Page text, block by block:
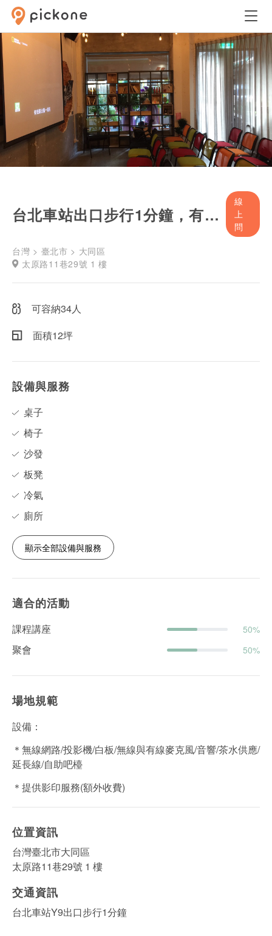
台北車站出口步行1分鐘，有小吧台的獨立空間
線
上
問
台灣 > 臺北市 > 大同區
太原路11巷29號 1 樓
可容納34人
面積12坪
設備與服務
桌子
椅子
沙發
板凳
冷氣
廁所
顯示全部設備與服務
適合的活動
課程講座 50%
聚會 50%
場地規範
設備：
＊無線網路/投影機/白板/無線與有線麥克風/音響/茶水供應/
延長線/自助吧檯
＊提供影印服務(額外收費)
位置資訊
台灣臺北市大同區
太原路11巷29號 1 樓
交通資訊
台北車站Y9出口步行1分鐘